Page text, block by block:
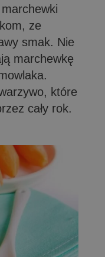
ze
smak. Nie
marchewkę
które
cały rok.